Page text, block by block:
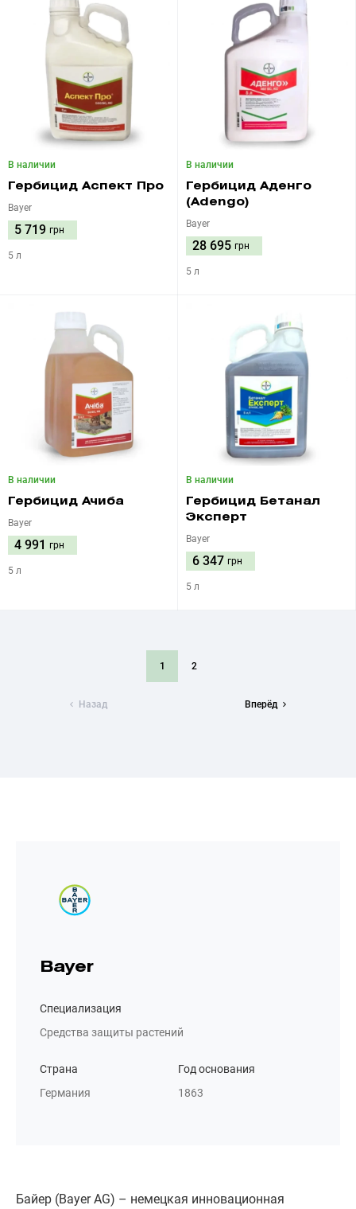
В наличии
Гербицид Аспект Про
Bayer
5 719 грн
5 л
В наличии
Гербицид Аденго
(Adengo)
Bayer
28 695 грн
5 л
В наличии
Гербицид Ачиба
Bayer
4 991 грн
5 л
В наличии
Гербицид Бетанал
Эксперт
Bayer
6 347 грн
5 л
Назад
1 2
Вперёд
Bayer
Специализация
Средства защиты растений
Страна
Германия
Год основания
1863
Байер (Bayer AG) – немецкая инновационная